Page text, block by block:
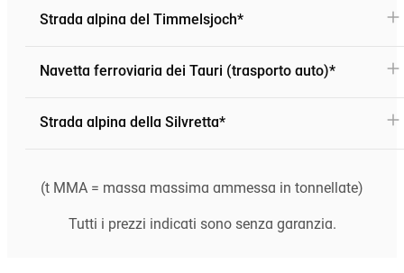
Strada alpina del Timmelsjoch*
Navetta ferroviaria dei Tauri (trasporto auto)*
Strada alpina della Silvretta*
(t MMA = massa massima ammessa in tonnellate)
Tutti i prezzi indicati sono senza garanzia.